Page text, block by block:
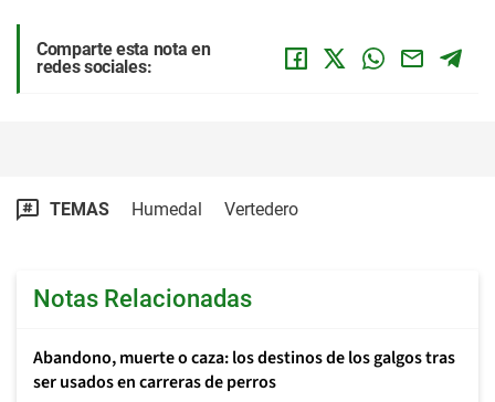
Comparte esta nota en
redes sociales:
TEMAS Humedal Vertedero
Notas Relacionadas
Abandono, muerte o caza: los destinos de los galgos tras
ser usados en carreras de perros